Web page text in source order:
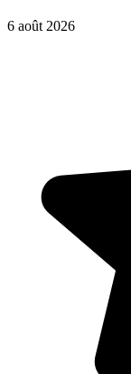
6 août 2026